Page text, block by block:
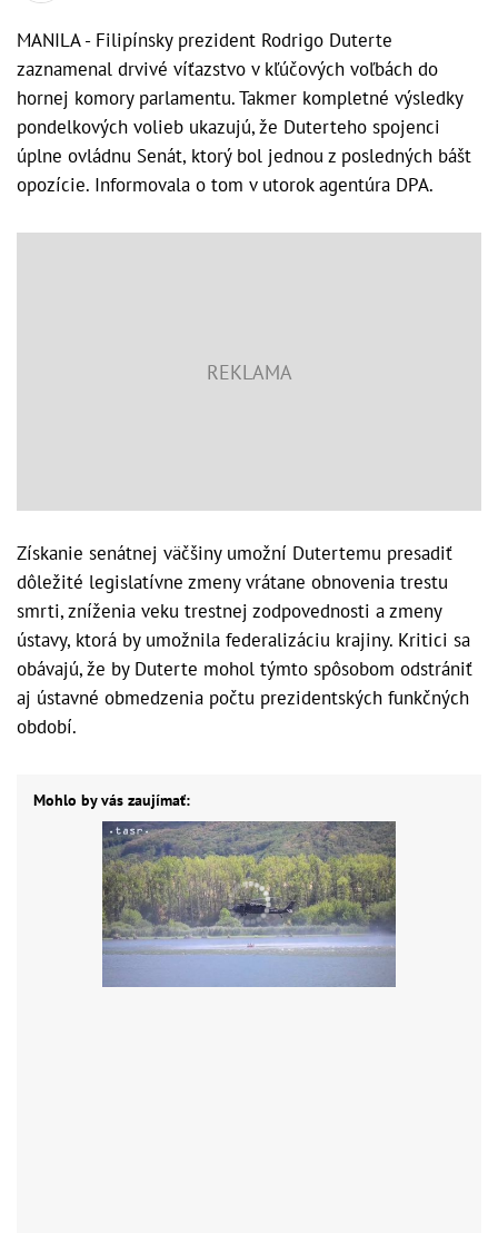
MANILA - Filipínsky prezident Rodrigo Duterte
zaznamenal drvivé víťazstvo v kľúčových voľbách do
hornej komory parlamentu. Takmer kompletné výsledky
pondelkových volieb ukazujú, že Duterteho spojenci
úplne ovládnu Senát, ktorý bol jednou z posledných bášt
opozície. Informovala o tom v utorok agentúra DPA.
Získanie senátnej väčšiny umožní Dutertemu presadiť
dôležité legislatívne zmeny vrátane obnovenia trestu
smrti, zníženia veku trestnej zodpovednosti a zmeny
ústavy, ktorá by umožnila federalizáciu krajiny. Kritici sa
obávajú, že by Duterte mohol týmto spôsobom odstrániť
aj ústavné obmedzenia počtu prezidentských funkčných
období.
Mohlo by vás zaujímať: